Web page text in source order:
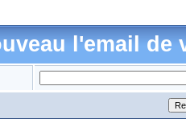
l'email de